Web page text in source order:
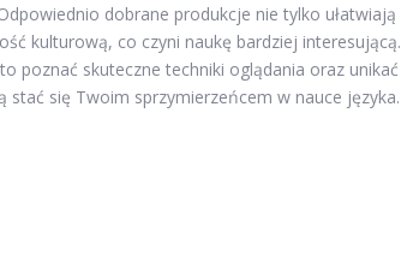
dobrane produkcje nie tylko ułatwiają
kulturową, co czyni naukę bardziej interesującą.
poznać skuteczne techniki oglądania oraz unikać
się Twoim sprzymierzeńcem w nauce języka.